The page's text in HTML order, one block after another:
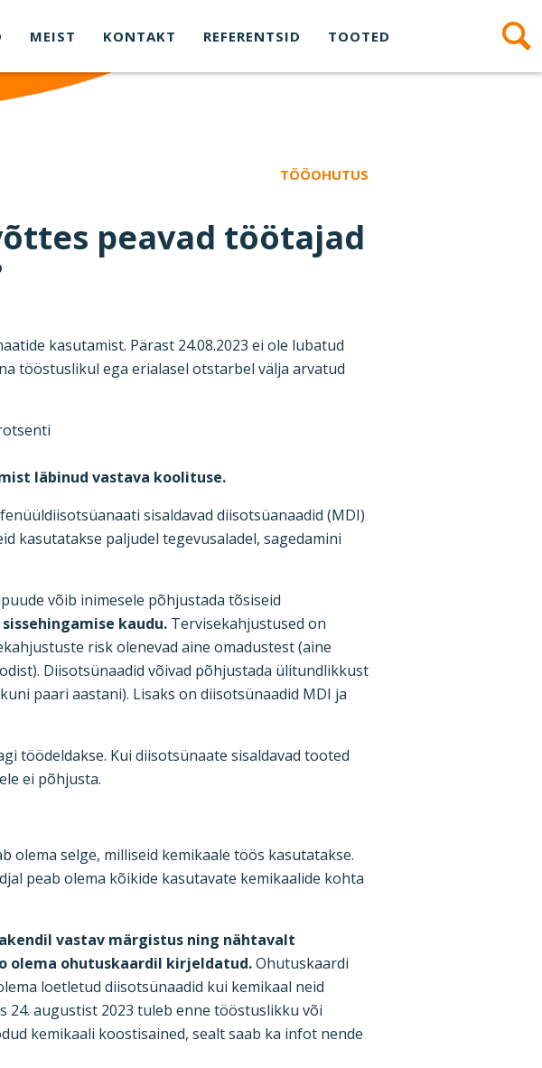
MEIST KONTAKT REFERENTSID TOOTED
TÖÖOHUTUS
peavad töötajad
kasutamist. Pärast 24.08.2023 ei ole lubatud
tööstuslikul ega erialasel otstarbel välja arvatud
läbinud vastava koolituse.
sisaldavad diisotsüanaadid (MDI)
kasutatakse paljudel tegevusaladel, sagedamini
võib inimesele põhjustada tõsiseid
kaudu. Tervisekahjustused on
risk olenevad aine omadustest (aine
Diisotsünaadid võivad põhjustada ülitundlikkust
paari aastani). Lisaks on diisotsünaadid MDI ja
töödeldakse. Kui diisotsünaate sisaldavad tooted
ei põhjusta.
olema selge, milliseid kemikaale töös kasutatakse.
peab olema kõikide kasutavate kemikaalide kohta
vastav märgistus ning nähtavalt
olema ohutuskaardil kirjeldatud.Ohutuskaardi
loetletud diisotsünaadid kui kemikaal neid
24. augustist 2023 tuleb enne tööstuslikku või
kemikaali koostisained, sealt saab ka infot nende